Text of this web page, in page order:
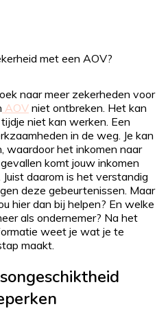
naar meer zekerheden voor
AOV niet ontbreken. Het kan
niet kan werken. Een
in de weg. Je kan
waardoor het inkomen naar
komt jouw inkomen
daarom is het verstandig
deze gebeurtenissen. Maar
hier dan bij helpen? En welke
als ondernemer? Na het
weet je wat je te
maakt.